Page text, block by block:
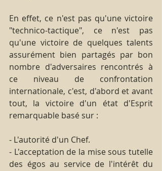
En effet, ce n'est pas qu'une victoire
"technico-tactique", ce n'est pas
qu'une victoire de quelques talents
assurément bien partagés par bon
nombre d'adversaires rencontrés à
ce niveau de confrontation
internationale, c'est, d'abord et avant
tout, la victoire d'un état d'Esprit
remarquable basé sur :
- L'autorité d'un Chef.
- L'acceptation de la mise sous tutelle
des égos au service de l'intérêt du